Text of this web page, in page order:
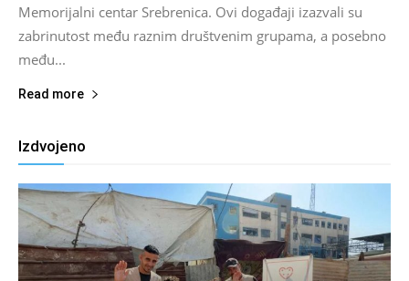
Memorijalni centar Srebrenica. Ovi događaji izazvali su
zabrinutost među raznim društvenim grupama, a posebno
među...
Read more
Izdvojeno